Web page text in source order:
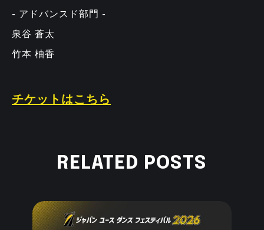
- アドバンスド部門 -
泉谷 蒼太
竹本 柚香
チケットはこちら
RELATED POSTS